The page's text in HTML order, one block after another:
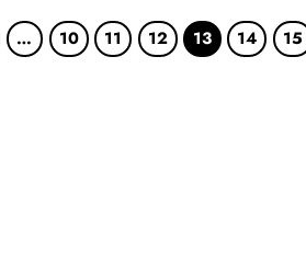
… 10 11 12 13 14 15